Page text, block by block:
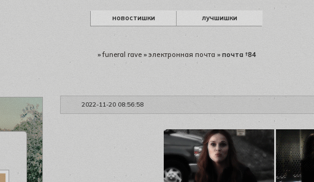
новостишки лучшишки
»funeral rave » электронная почта » почта †84
2022-11-20 08:56:58